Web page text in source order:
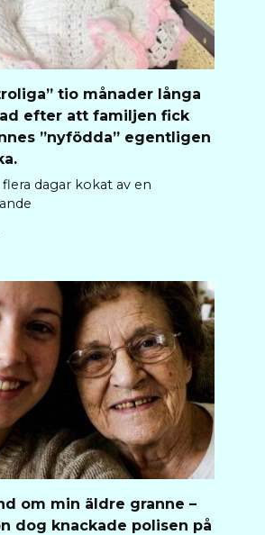
tio månader långa
efter att familjen fick
”nyfödda” egentligen
dagar kokat av en
om min äldre granne –
dog knackade polisen på